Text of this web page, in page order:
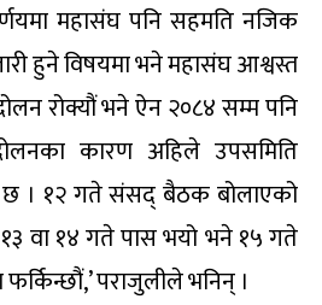
महासंघ पनि सहमति नजिक
हुने विषयमा भने महासंघ आश्वस्त
रोक्यौं भने ऐन २०८४ सम्म पनि
कारण अहिले उपसमिति
छ । १२ गते संसद् बैठक बोलाएको
वा १४ गते पास भयो भने १५ गते
फर्किन्छौं,’ पराजुलीले भनिन् ।